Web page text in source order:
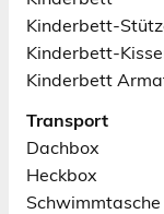
Kinderbett-
Kinderbett-
Kinderbett
Transport
Dachbox
Heckbox
Schwimmtasche